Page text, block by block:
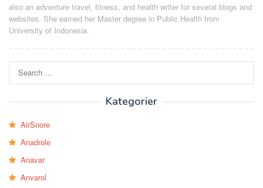
also an adventure travel, fitness, and health writer for several blogs and
websites. She earned her Master degree in Public Health from
University of Indonesia.
for:
Kategorier
AirSnore
Anadrole
Anavar
Anvarol